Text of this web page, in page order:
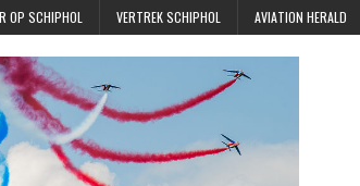
OP SCHIPHOL VERTREK SCHIPHOL AVIATION HERALD